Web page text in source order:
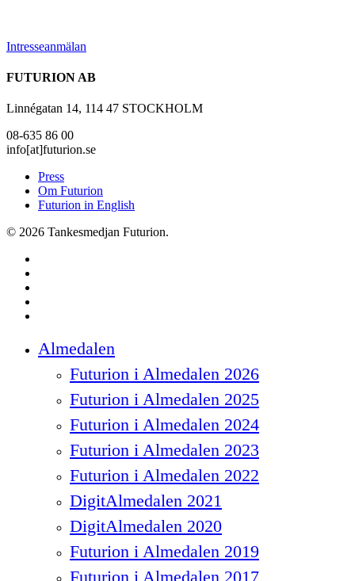
Intresseanmälan
FUTURION AB
Linnégatan 14, 114 47 STOCKHOLM
08-635 86 00
info[at]futurion.se
Press
Om Futurion
Futurion in English
© 2026 Tankesmedjan Futurion.
Menu
Almedalen
Futurion i Almedalen 2026
Futurion i Almedalen 2025
Futurion i Almedalen 2024
Futurion i Almedalen 2023
Futurion i Almedalen 2022
DigitAlmedalen 2021
DigitAlmedalen 2020
Futurion i Almedalen 2019
Futurion i Almedalen 2017